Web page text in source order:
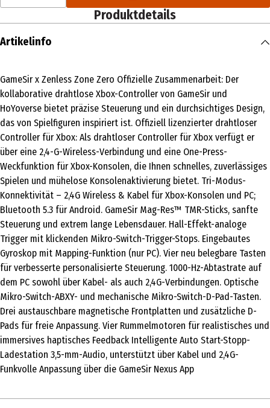
Produktdetails
Artikelinfo
GameSir x Zenless Zone Zero Offizielle Zusammenarbeit: Der
kollaborative drahtlose Xbox-Controller von GameSir und
HoYoverse bietet präzise Steuerung und ein durchsichtiges Design,
das von Spielfiguren inspiriert ist. Offiziell lizenzierter drahtloser
Controller für Xbox: Als drahtloser Controller für Xbox verfügt er
über eine 2,4-G-Wireless-Verbindung und eine One-Press-
Weckfunktion für Xbox-Konsolen, die Ihnen schnelles, zuverlässiges
Spielen und mühelose Konsolenaktivierung bietet. Tri-Modus-
Konnektivität – 2,4G Wireless & Kabel für Xbox-Konsolen und PC;
Bluetooth 5.3 für Android. GameSir Mag-Res™ TMR-Sticks, sanfte
Steuerung und extrem lange Lebensdauer. Hall-Effekt-analoge
Trigger mit klickenden Mikro-Switch-Trigger-Stops. Eingebautes
Gyroskop mit Mapping-Funktion (nur PC). Vier neu belegbare Tasten
für verbesserte personalisierte Steuerung. 1000-Hz-Abtastrate auf
dem PC sowohl über Kabel- als auch 2,4G-Verbindungen. Optische
Mikro-Switch-ABXY- und mechanische Mikro-Switch-D-Pad-Tasten.
Drei austauschbare magnetische Frontplatten und zusätzliche D-
Pads für freie Anpassung. Vier Rummelmotoren für realistisches und
immersives haptisches Feedback Intelligente Auto Start-Stopp-
Ladestation 3,5-mm-Audio, unterstützt über Kabel und 2,4G-
Funkvolle Anpassung über die GameSir Nexus App